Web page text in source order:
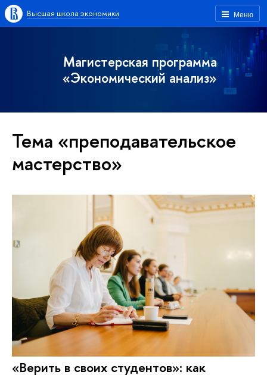
Меню
Высшая школа экономики
Магистерская программа
«Экономический анализ»
Тема «преподавательское
мастерство»
«Верить в своих студентов»: как